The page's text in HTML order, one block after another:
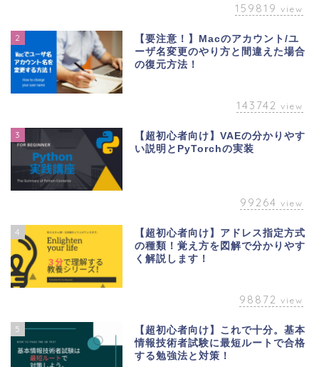
159819 view
2
【要注意！】Macのアカウント/ユ
ーザ名変更のやり方と間違えた場合
の復元方法！
143742 view
3
【超初心者向け】VAEの分かりやす
い説明とPyTorchの実装
99264 view
4
【超初心者向け】アドレス指定方式
の種類！覚え方を図解で分かりやす
く解説します！
98872 view
5
【超初心者向け】これで十分。基本
情報技術者試験に最短ルートで合格
する勉強法と対策！